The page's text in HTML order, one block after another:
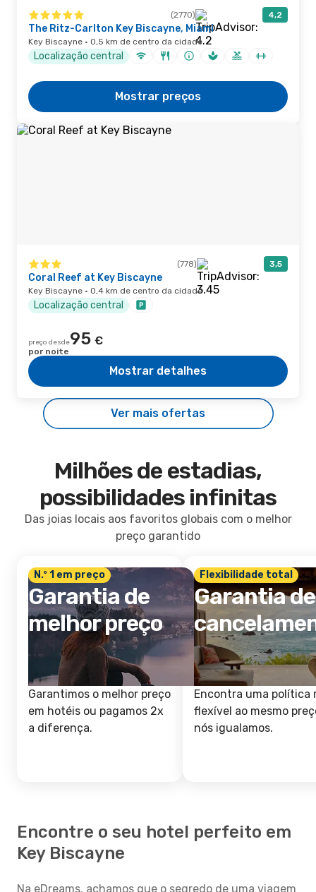
(2770) 4,2
The Ritz-Carlton Key Biscayne, Miami
Key Biscayne · 0,5 km de centro da cidade
Localização central
Mostrar preços
(778) 3,5
Coral Reef at Key Biscayne
Key Biscayne · 0,4 km de centro da cidade
Localização central
preço desde95 €
por noite
Mostrar detalhes
Ver mais ofertas
Milhões de estadias,
possibilidades infinitas
Das joias locais aos favoritos globais com o melhor
preço garantido
N.º 1 em preço
Garantia de
melhor preço
Garantimos o melhor preço
em hotéis ou pagamos 2x
a diferença.
Flexibilidade total
Garantia de
Encontra uma política
flexível ao mesmo
nós igualamos.
Encontre o seu hotel perfeito em
Key Biscayne
Na eDreams, achamos que o segredo de uma viagem